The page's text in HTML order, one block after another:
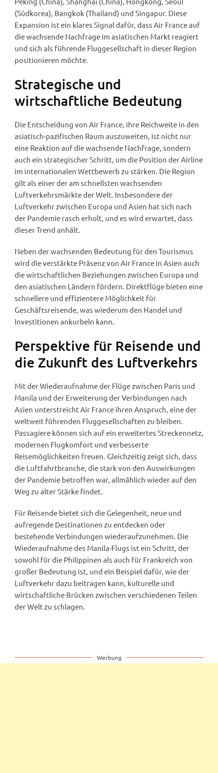
(Südkorea), Bangkok (Thailand) und Singapur. Diese
Expansion ist ein klares Signal dafür, dass Air France auf
die wachsende Nachfrage im asiatischen Markt reagiert
und sich als führende Fluggesellschaft in dieser Region
positionieren möchte.
Strategische und
wirtschaftliche Bedeutung
Die Entscheidung von Air France, ihre Reichweite in den
asiatisch-pazifischen Raum auszuweiten, ist nicht nur
eine Reaktion auf die wachsende Nachfrage, sondern
auch ein strategischer Schritt, um die Position der Airline
im internationalen Wettbewerb zu stärken. Die Region
gilt als einer der am schnellsten wachsenden
Luftverkehrsmärkte der Welt. Insbesondere der
Luftverkehr zwischen Europa und Asien hat sich nach
der Pandemie rasch erholt, und es wird erwartet, dass
dieser Trend anhält.
Neben der wachsenden Bedeutung für den Tourismus
wird die verstärkte Präsenz von Air France in Asien auch
die wirtschaftlichen Beziehungen zwischen Europa und
den asiatischen Ländern fördern. Direktflüge bieten eine
schnellere und effizientere Möglichkeit für
Geschäftsreisende, was wiederum den Handel und
Investitionen ankurbeln kann.
Perspektive für Reisende und
die Zukunft des Luftverkehrs
Mit der Wiederaufnahme der Flüge zwischen Paris und
Manila und der Erweiterung der Verbindungen nach
Asien unterstreicht Air France ihren Anspruch, eine der
weltweit führenden Fluggesellschaften zu bleiben.
Passagiere können sich auf ein erweitertes Streckennetz,
modernen Flugkomfort und verbesserte
Reisemöglichkeiten freuen. Gleichzeitig zeigt sich, dass
die Luftfahrtbranche, die stark von den Auswirkungen
der Pandemie betroffen war, allmählich wieder auf den
Weg zu alter Stärke findet.
Für Reisende bietet sich die Gelegenheit, neue und
aufregende Destinationen zu entdecken oder
bestehende Verbindungen wiederaufzunehmen. Die
Wiederaufnahme des Manila-Flugs ist ein Schritt, der
sowohl für die Philippinen als auch für Frankreich von
großer Bedeutung ist, und ein Beispiel dafür, wie der
Luftverkehr dazu beitragen kann, kulturelle und
wirtschaftliche Brücken zwischen verschiedenen Teilen
der Welt zu schlagen.
Werbung